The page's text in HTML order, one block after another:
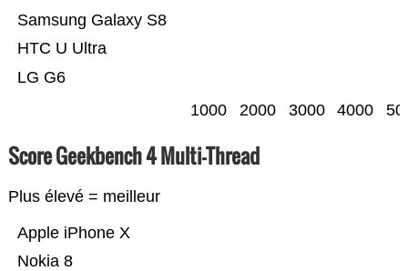
LG G6
HTC U Ultra
Samsung Galaxy S8
1000 2000 3000 4000
Score Geekbench 4 Multi-Thread
Plus élevé = meilleur
Nokia 8
Apple iPhone X